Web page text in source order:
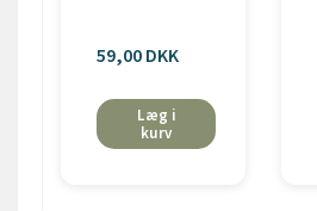
59,00 DKK
Læg i
kurv